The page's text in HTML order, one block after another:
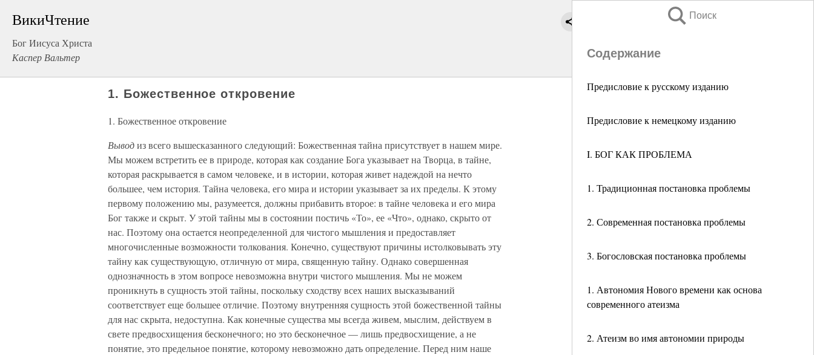
ВикиЧтение
Бог Иисуса Христа
Каспер Вальтер
Поиск
Содержание
Предисловие к русскому изданию
Предисловие к немецкому изданию
I. БОГ КАК ПРОБЛЕМА
1. Традиционная постановка проблемы
2. Современная постановка проблемы
3. Богословская постановка проблемы
1. Автономия Нового времени как основа
современного атеизма
2. Атеизм во имя автономии природы
1. Божественное откровение
1. Божественное откровение
Выводиз всего вышесказанного следующий: Божественная тайна присутствует в нашем мире.
Мы можем встретить ее в природе, которая как создание Бога указывает на Творца, в тайне,
которая раскрывается в самом человеке, и в истории, которая живет надеждой на нечто
большее, чем история. Тайна человека, его мира и истории указывает за их пределы. К этому
первому положению мы, разумеется, должны прибавить второе: в тайне человека и его мира
Бог также и скрыт. У этой тайны мы в состоянии постичь «То», ее «Что», однако, скрыто от
нас. Поэтому она остается неопределенной для чистого мышления и предоставляет
многочисленные возможности толкования. Конечно, существуют причины истолковывать эту
тайну как существующую, отличную от мира, священную тайну. Однако совершенная
однозначность в этом вопросе невозможна внутри чистого мышления. Мы не можем
проникнуть в сущность этой тайны, поскольку сходству всех наших высказываний
соответствует еще большее отличие. Поэтому внутренняя сущность этой божественной тайны
для нас скрыта, недоступна. Как конечные существа мы всегда живем, мыслим, действуем в
свете предвосхищения бесконечного; но это бесконечное — лишь предвосхищение, а не
понятие, это предельное понятие, которому невозможно дать определение. Перед ним наше